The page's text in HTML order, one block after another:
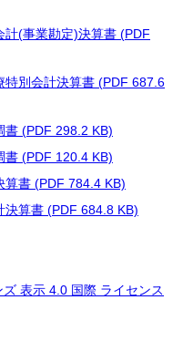
(事業勘定)決算書 (PDF
特別会計決算書 (PDF 687.6
書 (PDF 298.2 KB)
書 (PDF 120.4 KB)
算書 (PDF 784.4 KB)
決算書 (PDF 684.8 KB)
表示 4.0 国際 ライセンス